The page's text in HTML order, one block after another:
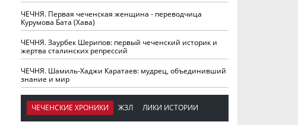
ЧЕЧНЯ. Первая чеченская женщина - переводчица
Курумова Бата (Хава)
ЧЕЧНЯ. Заурбек Шерипов: первый чеченский историк и
жертва сталинских репрессий
ЧЕЧНЯ. Шамиль-Хаджи Каратаев: мудрец, объединивший
знание и мир
ЧЕЧЕНСКИЕ ХРОНИКИ ЖЗЛ ЛИКИ ИСТОРИИ